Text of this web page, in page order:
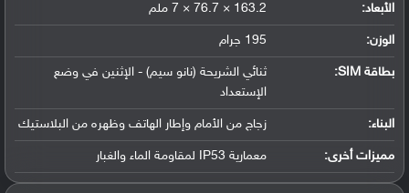
الأبعاد: 163.2 × 76.7 × 7 ملم
الوزن: 195 جرام
بطاقة SIM:
ثنائي الشريحة (نانو سيم) - الإثنين في وضع
الإستعداد
البناء: زجاج من الأمام وإطار الهاتف وظهره من البلاستيك
مميزات أخرى: معمارية IP53 لمقاومة الماء والغبار